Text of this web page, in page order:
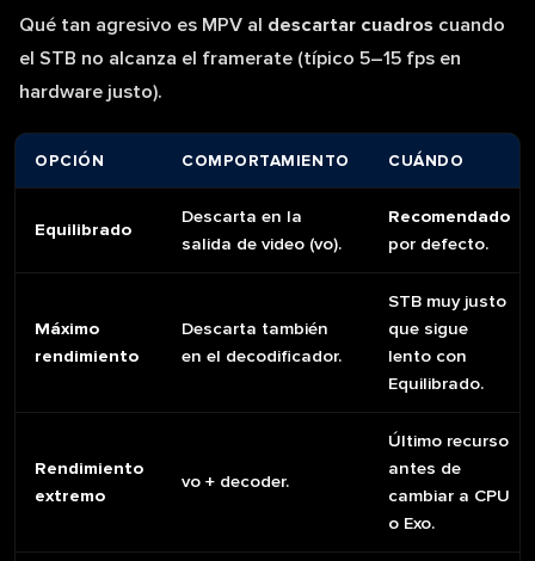
Qué tan agresivo es MPV al descartar cuadros cuando
el STB no alcanza el framerate (típico 5–15 fps en
hardware justo).
OPCIÓN COMPORTAMIENTO CUÁNDO
Equilibrado
Descarta en la
salida de video (vo).
Recomendado
por defecto.
Máximo
rendimiento
Descarta también
en el decodificador.
STB muy justo
que sigue
lento con
Equilibrado.
Rendimiento
extremo
vo + decoder.
Último recurso
antes de
cambiar a CPU
o Exo.